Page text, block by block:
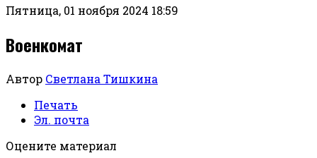
Пятница, 01 ноября 2024 18:59
Военкомат
Автор Светлана Тишкина
Печать
Эл. почта
Оцените материал